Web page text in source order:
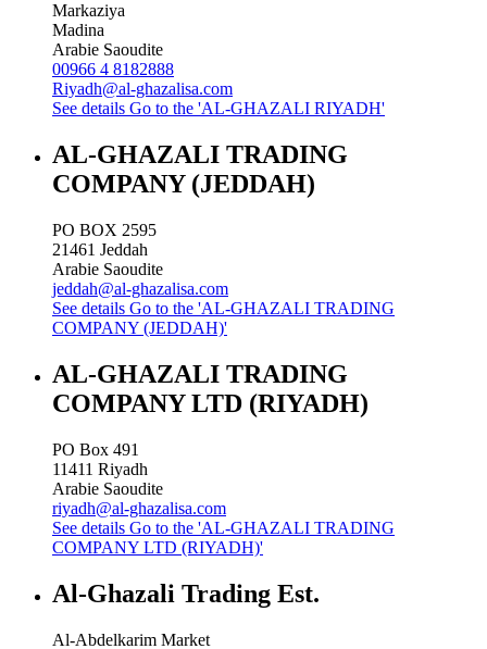
Markaziya
Madina
Arabie Saoudite
00966 4 8182888
Riyadh@al-ghazalisa.com
See details Go to the 'AL-GHAZALI RIYADH'
AL-GHAZALI TRADING
COMPANY (JEDDAH)
PO BOX 2595
21461 Jeddah
Arabie Saoudite
jeddah@al-ghazalisa.com
See details Go to the 'AL-GHAZALI TRADING
COMPANY (JEDDAH)'
AL-GHAZALI TRADING
COMPANY LTD (RIYADH)
PO Box 491
11411 Riyadh
Arabie Saoudite
riyadh@al-ghazalisa.com
See details Go to the 'AL-GHAZALI TRADING
COMPANY LTD (RIYADH)'
Al-Ghazali Trading Est.
Al-Abdelkarim Market